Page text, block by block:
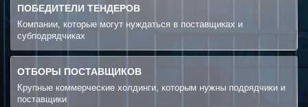
ПОБЕДИТЕЛИ ТЕНДЕРОВ
Компании, которые могут нуждаться в поставщиках и
субподрядчиках
ОТБОРЫ ПОСТАВЩИКОВ
Крупные коммерческие холдинги, которым нужны подрядчики и
поставщики